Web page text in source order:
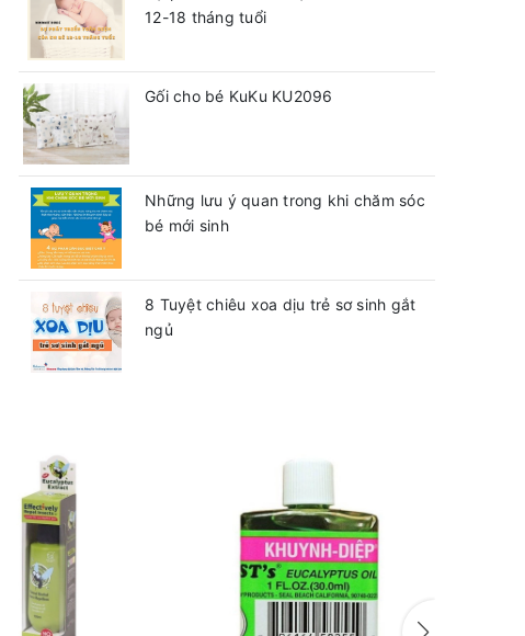
12-18 tháng tuổi
Gối cho bé KuKu KU2096
Những lưu ý quan trong khi chăm sóc
bé mới sinh
8 Tuyệt chiêu xoa dịu trẻ sơ sinh gắt
ngủ